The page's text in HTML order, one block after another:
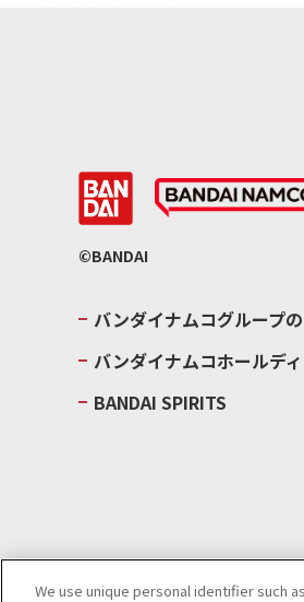
©BANDAI
バンダイナムコグループ
バンダイナムコホールデ
BANDAI SPIRITS
We use unique personal identifier such